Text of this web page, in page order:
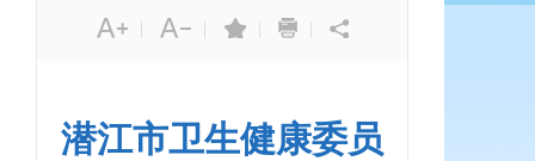
| | | |
潜江市卫生健康委员